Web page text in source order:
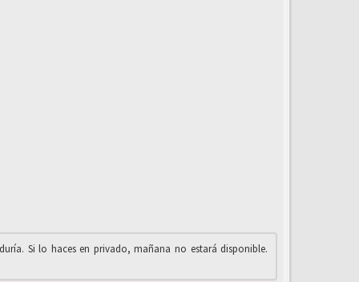
Si lo haces en privado, mañana no estará disponible.